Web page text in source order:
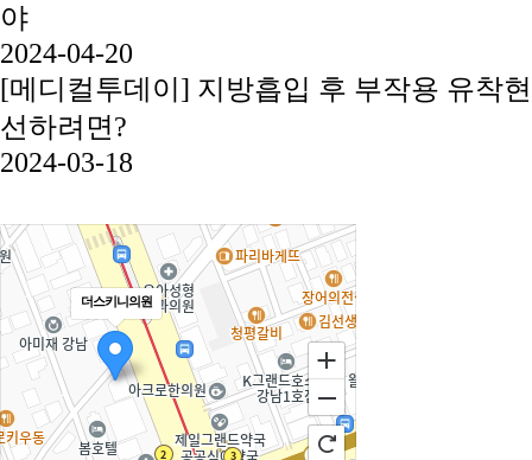
야
2024-04-20
[메디컬투데이] 지방흡입 후 부작용 유착
선하려면?
2024-03-18
더스키니의원